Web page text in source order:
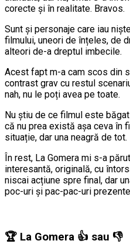
corecte și în realitate. Bravos.
Sunt și personaje care iau
filmului, uneori de înțeles, de
alteori de-a dreptul imbecile.
Acest fapt m-a cam scos din
contrast grav cu restul
nah, nu le poți avea pe toate.
Nu știu de ce filmul este
că nu prea există așa ceva în
situație, dar una neagră de tot.
În rest, La Gomera mi s-a
interesantă, originală, cu
niscai acțiune spre final, dar
poc-uri și pac-pac-uri
🏆 La Gomera 👍 sau 👎